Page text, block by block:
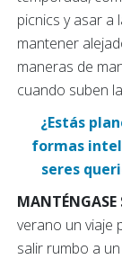
picnics y asar a
mantener
maneras de
cuando suben
¿Estás
formas
seres
MANTÉNGASE
verano un viaje
salir rumbo a